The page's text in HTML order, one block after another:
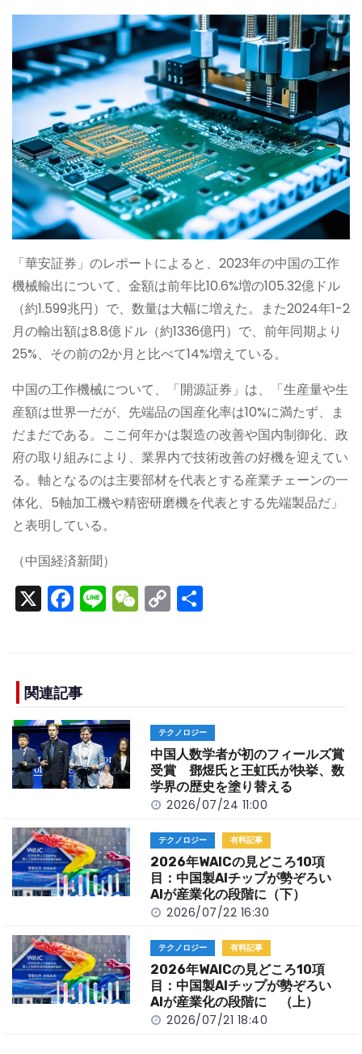
「華安証券」のレポートによると、2023年の中国の工作
機械輸出について、金額は前年比10.6%増の105.32億ドル
（約1.599兆円）で、数量は大幅に増えた。また2024年1-2
月の輸出額は8.8億ドル（約1336億円）で、前年同期より
25%、その前の2か月と比べて14%増えている。
中国の工作機械について、「開源証券」は、「生産量や生
産額は世界一だが、先端品の国産化率は10%に満たず、ま
だまだである。ここ何年かは製造の改善や国内制御化、政
府の取り組みにより、業界内で技術改善の好機を迎えてい
る。軸となるのは主要部材を代表とする産業チェーンの一
体化、5軸加工機や精密研磨機を代表とする先端製品だ」
と表明している。
（中国経済新聞）
X F
a
e
b
o
o
k
Li
n
W
e
C
o
n
k
関連記事
テクノロジー
中国人数学者が初のフィールズ賞
受賞 鄧煜氏と王虹氏が快挙、数
学界の歴史を塗り替える
2026/07/24 11:00
テクノロジー 有料記事
2026年WAICの見どころ10項
目：中国製AIチップが勢ぞろい
AIが産業化の段階に（下）
2026/07/22 16:30
テクノロジー 有料記事
2026年WAICの見どころ10項
目：中国製AIチップが勢ぞろい
AIが産業化の段階に （上）
2026/07/21 18:40